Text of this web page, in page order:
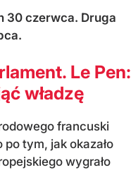
30 czerwca. Druga
Le Pen:
władzę
francuski
po tym, jak okazało
wygrało